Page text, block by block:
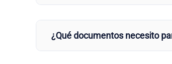
¿Qué documentos necesito